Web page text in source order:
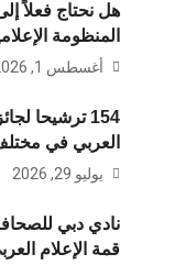
هل نحتاج فعلاً
المنظومة
أغسطس 1, 2026
154 ترشيحا
العربي في
يوليو 29, 2026
نادي دبي
قمة الإعلام